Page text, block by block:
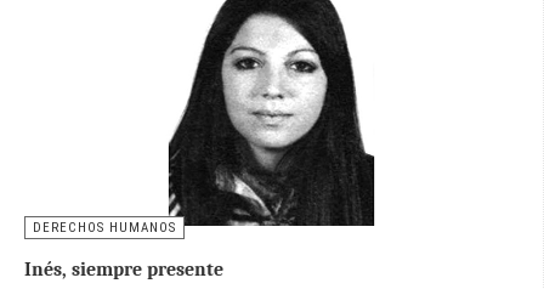
DERECHOS HUMANOS
Inés, siempre presente